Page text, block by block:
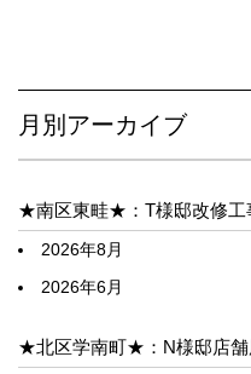
月別アーカイブ
★南区東畦★：T様邸改修工
2026年8月
2026年6月
★北区学南町★：N様邸店舗